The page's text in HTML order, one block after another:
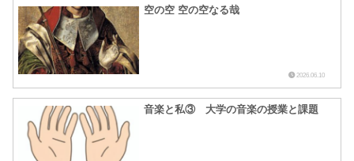
空の空 空の空なる哉
2026.06.10
音楽と私③ 大学の音楽の授業と課題